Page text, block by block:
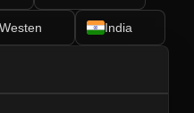
India